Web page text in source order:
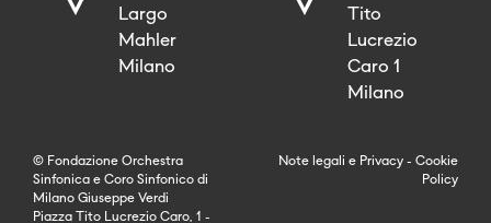
Largo
Mahler
Milano
Tito
Lucrezio
Caro 1
Milano
© Fondazione Orchestra
Sinfonica e Coro Sinfonico di
Milano Giuseppe Verdi
Piazza Tito Lucrezio Caro, 1 -
Note legali e Privacy - Cookie
Policy